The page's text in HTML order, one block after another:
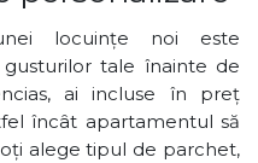
locuințe noi este
tale înainte de
ai incluse în preț
încât apartamentul să
alege tipul de parchet,